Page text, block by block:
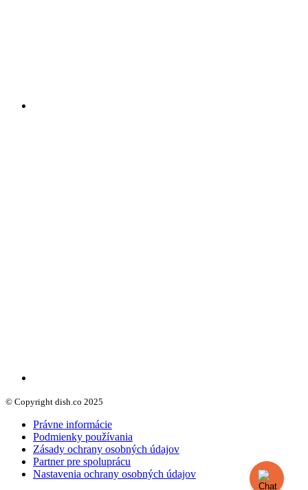
© Copyright dish.co 2025
Právne informácie
Podmienky používania
Zásady ochrany osobných údajov
Partner pre spoluprácu
Nastavenia ochrany osobných údajov